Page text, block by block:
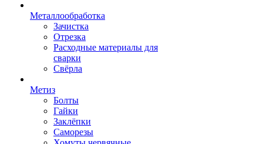
Металлообработка
Зачистка
Отрезка
Расходные материалы для
сварки
Свёрла
Метиз
Болты
Гайки
Заклёпки
Саморезы